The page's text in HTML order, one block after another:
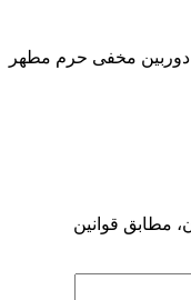
مخفی حرم مطهر
قوانين